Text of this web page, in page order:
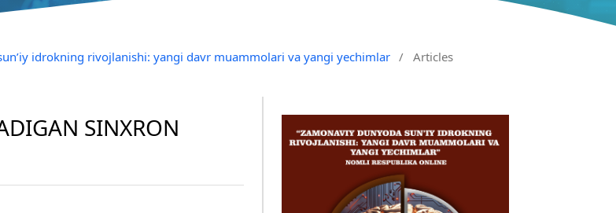
idrokning rivojlanishi: yangi davr muammolari va yangi yechimlar / Articles
SINXRON